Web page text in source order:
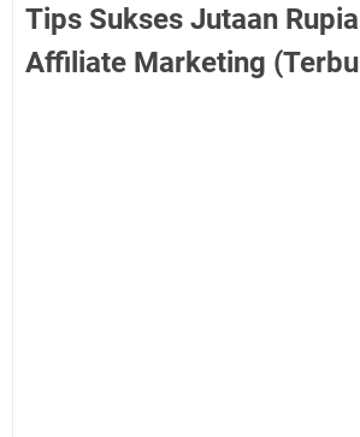
Tips Sukses Jutaan
Affiliate Marketing